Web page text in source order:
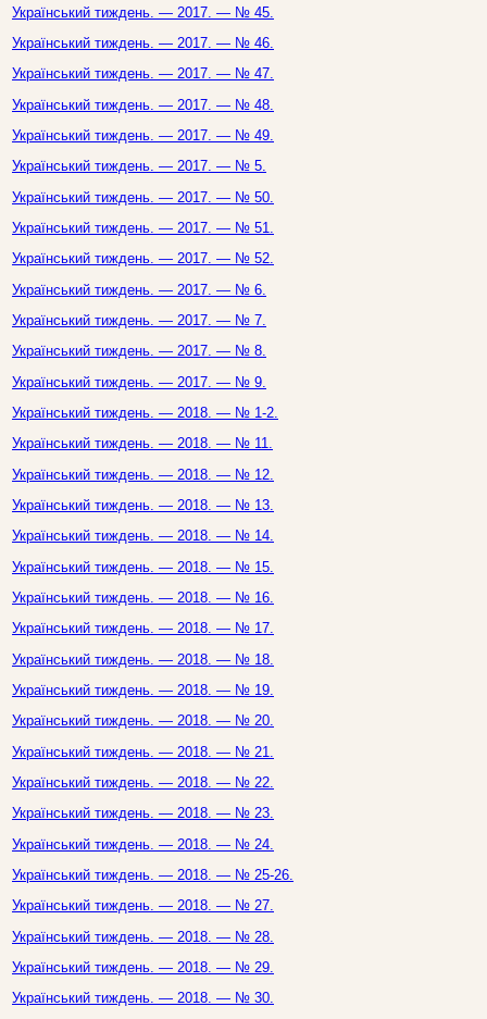
Український тиждень. — 2017. — № 45.
Український тиждень. — 2017. — № 46.
Український тиждень. — 2017. — № 47.
Український тиждень. — 2017. — № 48.
Український тиждень. — 2017. — № 49.
Український тиждень. — 2017. — № 5.
Український тиждень. — 2017. — № 50.
Український тиждень. — 2017. — № 51.
Український тиждень. — 2017. — № 52.
Український тиждень. — 2017. — № 6.
Український тиждень. — 2017. — № 7.
Український тиждень. — 2017. — № 8.
Український тиждень. — 2017. — № 9.
Український тиждень. — 2018. — № 1-2.
Український тиждень. — 2018. — № 11.
Український тиждень. — 2018. — № 12.
Український тиждень. — 2018. — № 13.
Український тиждень. — 2018. — № 14.
Український тиждень. — 2018. — № 15.
Український тиждень. — 2018. — № 16.
Український тиждень. — 2018. — № 17.
Український тиждень. — 2018. — № 18.
Український тиждень. — 2018. — № 19.
Український тиждень. — 2018. — № 20.
Український тиждень. — 2018. — № 21.
Український тиждень. — 2018. — № 22.
Український тиждень. — 2018. — № 23.
Український тиждень. — 2018. — № 24.
Український тиждень. — 2018. — № 25-26.
Український тиждень. — 2018. — № 27.
Український тиждень. — 2018. — № 28.
Український тиждень. — 2018. — № 29.
Український тиждень. — 2018. — № 30.